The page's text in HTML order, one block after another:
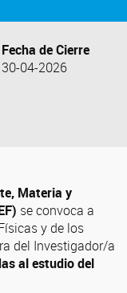
Fecha de Cierre
30-04-2026
Materia y
se convoca a
y de los
del Investigador/a
al estudio del